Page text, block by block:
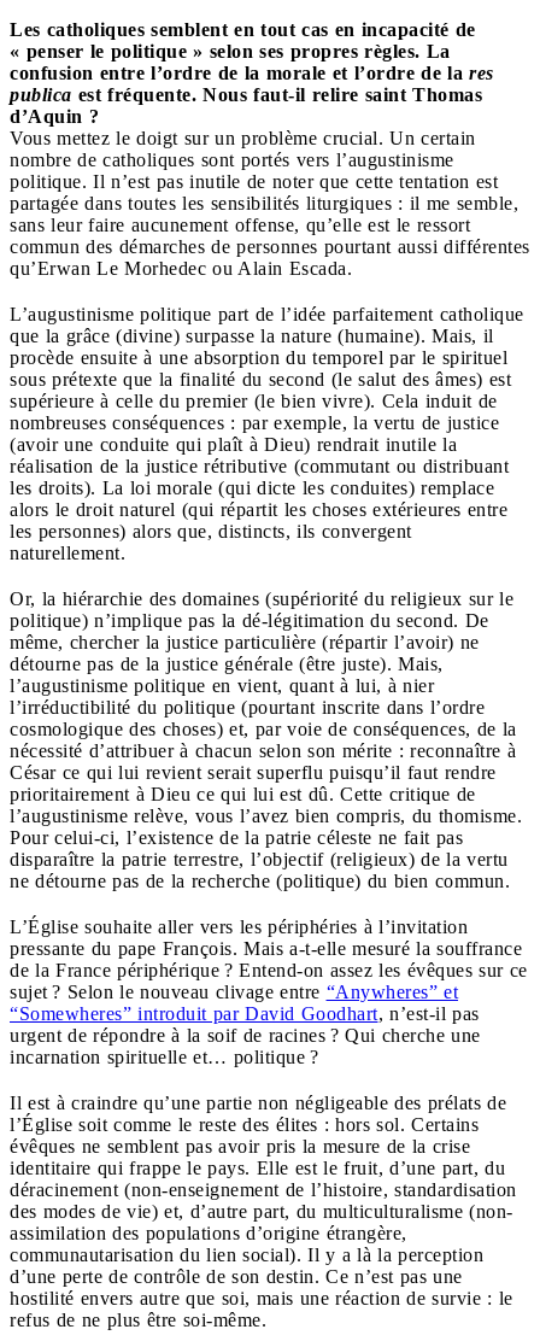
Les catholiques semblent en tout cas en incapacité de
« penser le politique » selon ses propres règles. La
confusion entre l’ordre de la morale et l’ordre de la res
publica est fréquente. Nous faut-il relire saint Thomas
d’Aquin ?
Vous mettez le doigt sur un problème crucial. Un certain
nombre de catholiques sont portés vers l’augustinisme
politique. Il n’est pas inutile de noter que cette tentation est
partagée dans toutes les sensibilités liturgiques : il me semble,
sans leur faire aucunement offense, qu’elle est le ressort
commun des démarches de personnes pourtant aussi différentes
qu’Erwan Le Morhedec ou Alain Escada.
L’augustinisme politique part de l’idée parfaitement catholique
que la grâce (divine) surpasse la nature (humaine). Mais, il
procède ensuite à une absorption du temporel par le spirituel
sous prétexte que la finalité du second (le salut des âmes) est
supérieure à celle du premier (le bien vivre). Cela induit de
nombreuses conséquences : par exemple, la vertu de justice
(avoir une conduite qui plaît à Dieu) rendrait inutile la
réalisation de la justice rétributive (commutant ou distribuant
les droits). La loi morale (qui dicte les conduites) remplace
alors le droit naturel (qui répartit les choses extérieures entre
les personnes) alors que, distincts, ils convergent
naturellement.
Or, la hiérarchie des domaines (supériorité du religieux sur le
politique) n’implique pas la dé-légitimation du second. De
même, chercher la justice particulière (répartir l’avoir) ne
détourne pas de la justice générale (être juste). Mais,
l’augustinisme politique en vient, quant à lui, à nier
l’irréductibilité du politique (pourtant inscrite dans l’ordre
cosmologique des choses) et, par voie de conséquences, de la
nécessité d’attribuer à chacun selon son mérite : reconnaître à
César ce qui lui revient serait superflu puisqu’il faut rendre
prioritairement à Dieu ce qui lui est dû. Cette critique de
l’augustinisme relève, vous l’avez bien compris, du thomisme.
Pour celui-ci, l’existence de la patrie céleste ne fait pas
disparaître la patrie terrestre, l’objectif (religieux) de la vertu
ne détourne pas de la recherche (politique) du bien commun.
L’Église souhaite aller vers les périphéries à l’invitation
pressante du pape François. Mais a-t-elle mesuré la souffrance
de la France périphérique ? Entend-on assez les évêques sur ce
sujet ? Selon le nouveau clivage entre “Anywheres” et
“Somewheres” introduit par David Goodhart, n’est-il pas
urgent de répondre à la soif de racines ? Qui cherche une
incarnation spirituelle et… politique ?
Il est à craindre qu’une partie non négligeable des prélats de
l’Église soit comme le reste des élites : hors sol. Certains
évêques ne semblent pas avoir pris la mesure de la crise
identitaire qui frappe le pays. Elle est le fruit, d’une part, du
déracinement (non-enseignement de l’histoire, standardisation
des modes de vie) et, d’autre part, du multiculturalisme (non-
assimilation des populations d’origine étrangère,
communautarisation du lien social). Il y a là la perception
d’une perte de contrôle de son destin. Ce n’est pas une
hostilité envers autre que soi, mais une réaction de survie : le
refus de ne plus être soi-même.